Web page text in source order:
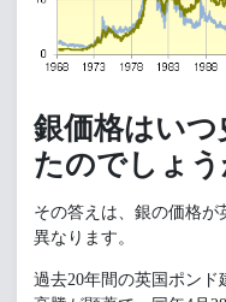
銀価格はいつ
たのでしょう
その答えは、銀の価格
異なります。
過去20年間の英国ポンド